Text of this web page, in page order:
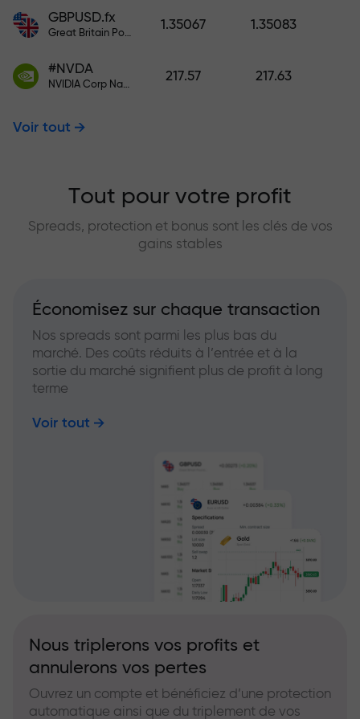
GBPUSD.fx
Great Britain Pound vs US Dollar
1.35067 1.35083
#NVDA
NVIDIA Corp Nasdaq Stock Exchange (Nasdaq) USD
217.57 217.63
Voir tout
Tout pour votre profit
Spreads, protection et bonus sont les clés de vos
gains stables
Économisez sur chaque transaction
Nos spreads sont parmi les plus bas du
marché. Des coûts réduits à l’entrée et à la
sortie du marché signifient plus de profit à long
terme
Voir tout
Nous triplerons vos profits et
annulerons vos pertes
Ouvrez un compte et bénéficiez d’une protection
automatique ainsi que du triplement de vos